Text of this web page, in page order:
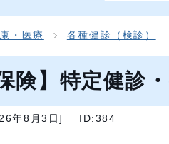
・医療 各種健診（検診）
険】特定健診
年8月3日] ID:384